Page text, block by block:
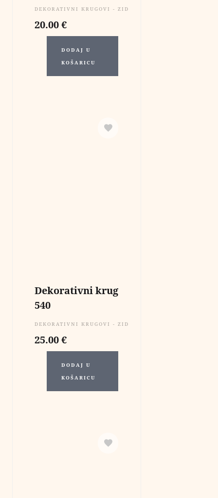
DEKORATIVNI KRUGOVI - ZIDNE DEKORACIJE
€
20.00
DODAJ U
KOŠARICU
Dekorativni krug
540
DEKORATIVNI KRUGOVI - ZIDNE DEKORACIJE
€
25.00
DODAJ U
KOŠARICU